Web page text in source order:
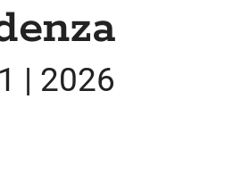
| 2026